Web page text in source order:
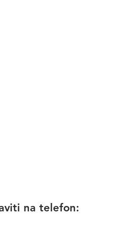
na telefon: